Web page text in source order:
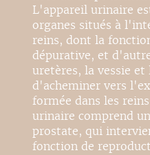
L'appareil urinaire
organes situés à
reins, dont la
dépurative, et
uretères, la vessie
d'acheminer vers
formée dans les
urinaire comprend
prostate, qui
fonction de